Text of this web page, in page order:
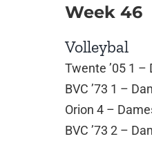
Week 46
Volleybal
Twente ’05 1 –
BVC ’73 1 –
Orion 4 –
BVC ’73 2 –